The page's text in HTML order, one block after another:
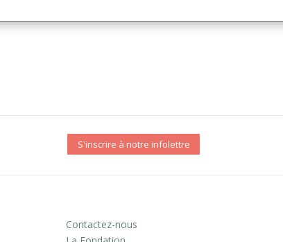
S'inscrire à notre infolettre
Contactez-nous